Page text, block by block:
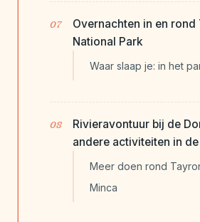
Overnachten in en rond
National Park
Waar slaap je: in het
Rivieravontuur bij de
andere activiteiten in
Meer doen rond
Minca